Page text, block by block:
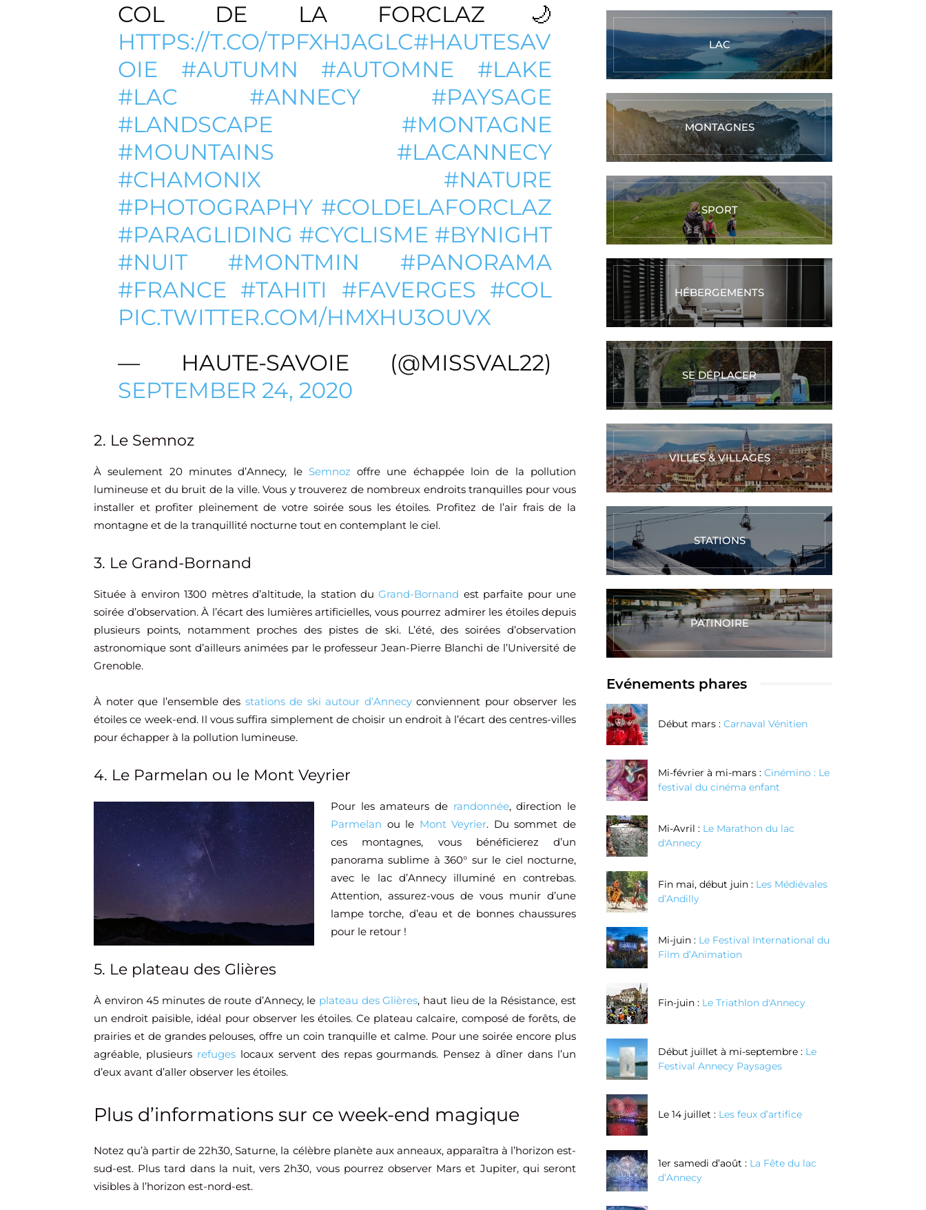
COL DE LA FORCLAZ🌙
HTTPS://T.CO/TPFXHJAGLC#HAUTESAV
OIE
#AUTUMN #AUTOMNE
#LAKE
#LAC
#ANNECY
#PAYSAGE
#LANDSCAPE
#MONTAGNE
#MOUNTAINS
#LACANNECY
#CHAMONIX
#NATURE
#PHOTOGRAPHY #COLDELAFORCLAZ
#PARAGLIDING #CYCLISME #BYNIGHT
#NUIT
#MONTMIN
#PANORAMA
#FRANCE #TAHITI #FAVERGES #COL
PIC.TWITTER.COM/HMXHU3OUVX
— HAUTE-SAVOIE (@MISSVAL22)
SEPTEMBER 24, 2020
2. Le Semnoz
À seulement 20 minutes d’Annecy, le Semnoz offre une échappée loin de la pollution
lumineuse et du bruit de la ville. Vous y trouverez de nombreux endroits tranquilles pour vous
installer et profiter pleinement de votre soirée sous les étoiles. Profitez de l’air frais de la
montagne et de la tranquillité nocturne tout en contemplant le ciel.
3. Le Grand-Bornand
Située à environ 1300 mètres d’altitude, la station duGrand-Bornand est parfaite pour une
soirée d’observation. À l’écart des lumières artificielles, vous pourrez admirer les étoiles depuis
plusieurs points, notamment proches des pistes de ski. L’été, des soirées d’observation
astronomique sont d’ailleurs animées par le professeur Jean-Pierre Blanchi de l’Université de
Grenoble.
À noter que l’ensemble des stations de ski autour d’Annecyconviennent pour observer les
étoiles ce week-end. Il vous suffira simplement de choisir un endroit à l’écart des centres-villes
pour échapper à la pollution lumineuse.
4. Le Parmelan ou le Mont Veyrier
Pour les amateurs de randonnée, direction le
Parmelan ou le Mont Veyrier. Du sommet de
ces montagnes, vous bénéficierez d’un
panorama sublime à 360° sur le ciel nocturne,
avec le lac d’Annecy illuminé en contrebas.
Attention, assurez-vous de vous munir d’une
lampe torche, d’eau et de bonnes chaussures
pour le retour !
5. Le plateau des Glières
À environ 45 minutes de route d’Annecy, le plateau des Glières, haut lieu de la Résistance, est
un endroit paisible, idéal pour observer les étoiles. Ce plateau calcaire, composé de forêts, de
prairies et de grandes pelouses, offre un coin tranquille et calme. Pour une soirée encore plus
agréable, plusieurs refugeslocaux servent des repas gourmands. Pensez à dîner dans l’un
d’eux avant d’aller observer les étoiles.
Plus d’informations sur ce week-end magique
Notez qu’à partir de 22h30, Saturne, la célèbre planète aux anneaux, apparaîtra à l’horizon est-
sud-est. Plus tard dans la nuit, vers 2h30, vous pourrez observer Mars et Jupiter, qui seront
visibles à l’horizon est-nord-est.
LAC
MONTAGNES
SPORT
HÉBERGEMENTS
SE DÉPLACER
VILLES & VILLAGES
STATIONS
PATINOIRE
Evénements phares
Début mars : Carnaval Vénitien
Mi-février à mi-mars : Cinémino : Le
festival du cinéma enfant
Mi-Avril : Le Marathon du lac
d'Annecy
Fin mai, début juin : Les Médiévales
d’Andilly
Mi-juin : Le Festival International du
Film d’Animation
Fin-juin : Le Triathlon d'Annecy
Début juillet à mi-septembre : Le
Festival Annecy Paysages
Le 14 juillet : Les feux d’artifice
1er samedi d’août : La Fête du lac
d’Annecy